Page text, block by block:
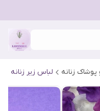
زنانه لباس زیر زنانه